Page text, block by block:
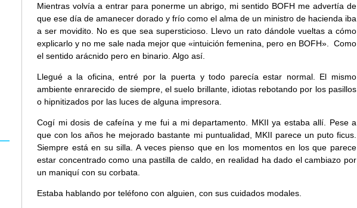
Mientras volvía a entrar para ponerme un abrigo, mi sentido BOFH me advertía de
que ese día de amanecer dorado y frío como el alma de un ministro de hacienda iba
a ser movidito. No es que sea supersticioso. Llevo un rato dándole vueltas a cómo
explicarlo y no me sale nada mejor que «intuición femenina, pero en BOFH». Como
el sentido arácnido pero en binario. Algo así.
Llegué a la oficina, entré por la puerta y todo parecía estar normal. El mismo
ambiente enrarecido de siempre, el suelo brillante, idiotas rebotando por los pasillos
o hipnitizados por las luces de alguna impresora.
Cogí mi dosis de cafeína y me fui a mi departamento. MKII ya estaba allí. Pese a
que con los años he mejorado bastante mi puntualidad, MKII parece un puto ficus.
Siempre está en su silla. A veces pienso que en los momentos en los que parece
estar concentrado como una pastilla de caldo, en realidad ha dado el cambiazo por
un maniquí con su corbata.
Estaba hablando por teléfono con alguien, con sus cuidados modales.